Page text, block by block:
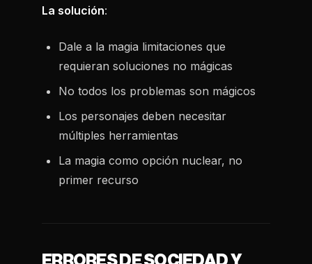
La solución:
Dale a la magia limitaciones que
requieran soluciones no mágicas
No todos los problemas son mágicos
Los personajes deben necesitar
múltiples herramientas
La magia como opción nuclear, no
primer recurso
ERRORES DE SOCIEDAD Y